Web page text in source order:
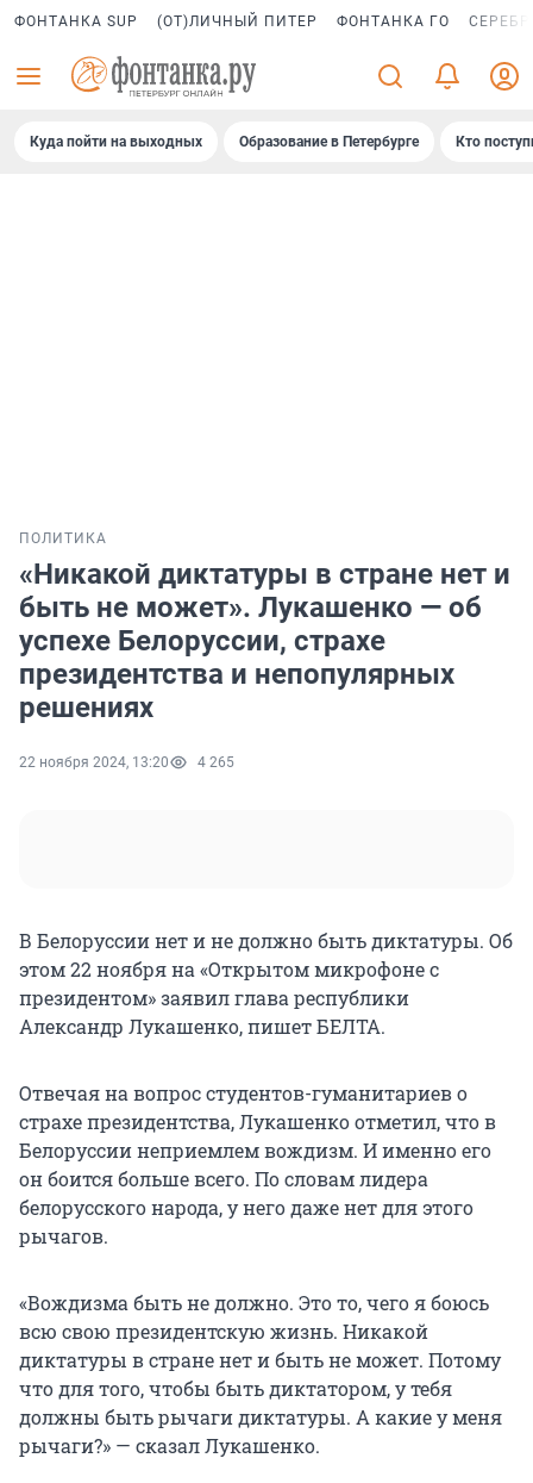
ФОНТАНКА SUP (ОТ)ЛИЧНЫЙ ПИТЕР ФОНТАНКА ГО
Куда пойти на выходных Образование в Петербурге Кто
ПОЛИТИКА
«Никакой диктатуры в стране нет и
быть не может». Лукашенко — об
успехе Белоруссии, страхе
президентства и непопулярных
решениях
22 ноября 2024, 13:20 4 265
В Белоруссии нет и не должно быть диктатуры. Об
этом 22 ноября на «Открытом микрофоне с
президентом» заявил глава республики
Александр Лукашенко, пишет БЕЛТА.
Отвечая на вопрос студентов-гуманитариев о
страхе президентства, Лукашенко отметил, что в
Белоруссии неприемлем вождизм. И именно его
он боится больше всего. По словам лидера
белорусского народа, у него даже нет для этого
рычагов.
«Вождизма быть не должно. Это то, чего я боюсь
всю свою президентскую жизнь. Никакой
диктатуры в стране нет и быть не может. Потому
что для того, чтобы быть диктатором, у тебя
должны быть рычаги диктатуры. А какие у меня
рычаги?» — сказал Лукашенко.